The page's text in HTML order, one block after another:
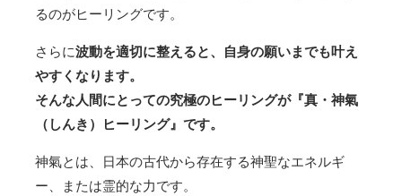
るのがヒーリングです。
さらに波動を適切に整えると、自身の願いまでも叶え
やすくなります。
そんな人間にとっての究極のヒーリングが『真・神氣
（しんき）ヒーリング』です。
神氣とは、日本の古代から存在する神聖なエネルギ
ー、または霊的な力です。